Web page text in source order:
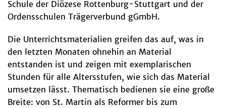
Schule der Diözese Rottenburg-Stuttgart und der
Ordensschulen Trägerverbund gGmbH.
Die Unterrichtsmaterialien greifen das auf, was in
den letzten Monaten ohnehin an Material
entstanden ist und zeigen mit exemplarischen
Stunden für alle Altersstufen, wie sich das Material
umsetzen lässt. Thematisch bedienen sie eine große
Breite: von St. Martin als Reformer bis zum